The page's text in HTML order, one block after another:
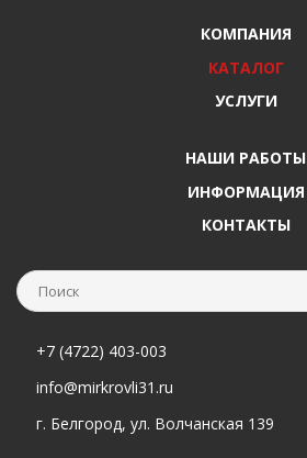
КОМПАНИЯ
КАТАЛОГ
УСЛУГИ
НАШИ РАБОТЫ
ИНФОРМАЦИЯ
КОНТАКТЫ
+7 (4722) 403-003
info@mirkrovli31.ru
г. Белгород, ул. Волчанская 139